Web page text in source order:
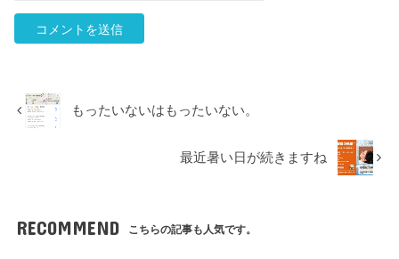
もったいないはもったいない。
最近暑い日が続きますね
RECOMMEND こちらの記事も人気です。